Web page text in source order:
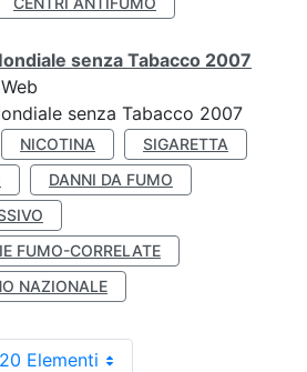
senza Tabacco 2007
senza Tabacco 2007
NICOTINA
SIGARETTA
DANNI DA FUMO
FUMO-CORRELATE
NAZIONALE
20 Elementi